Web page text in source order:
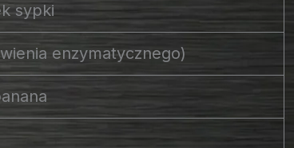
sypki
enzymatycznego)